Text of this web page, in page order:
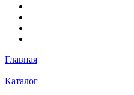
Главная
Каталог